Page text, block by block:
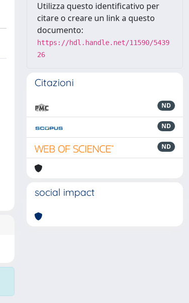
Utilizza questo identificativo per
citare o creare un link a questo
documento:
https://hdl.handle.net/11590/5439
26
Citazioni
ND
ND
ND
social impact